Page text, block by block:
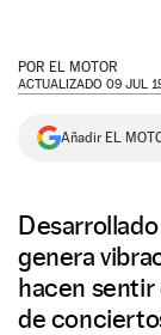
SERVICIOS
NEWSLETTER
POR EL MOTOR
ACTUALIZADO 09 JUL
Añadir EL
genera
hacen sentir
de